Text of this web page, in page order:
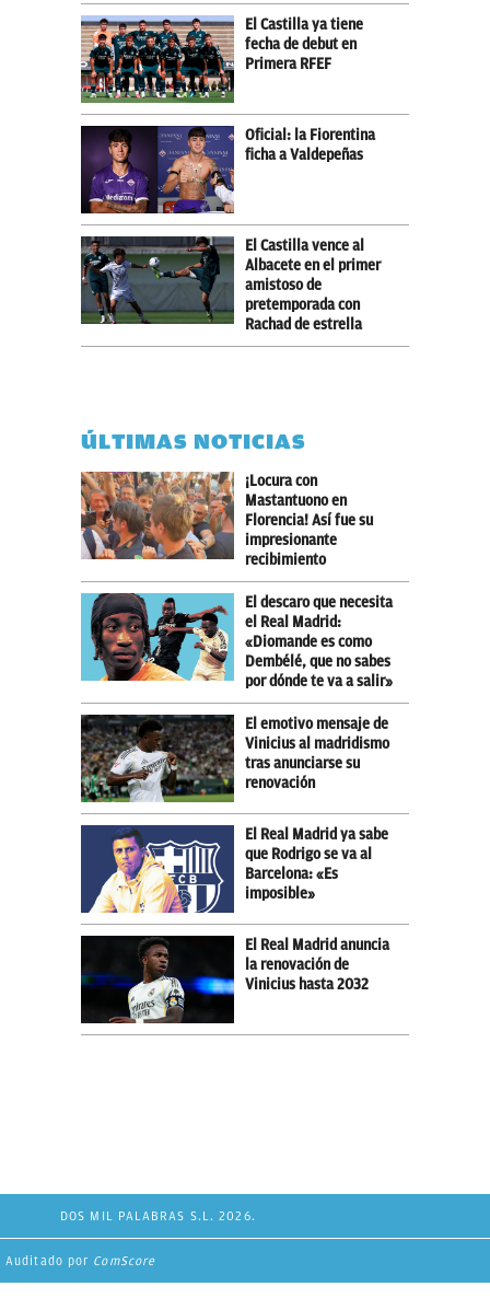
El Castilla ya tiene
fecha de debut en
Primera RFEF
Oficial: la Fiorentina
ficha a Valdepeñas
El Castilla vence al
Albacete en el primer
amistoso de
pretemporada con
Rachad de estrella
ÚLTIMAS NOTICIAS
¡Locura con
Mastantuono en
Florencia! Así fue su
impresionante
recibimiento
El descaro que necesita
el Real Madrid:
«Diomande es como
Dembélé, que no sabes
por dónde te va a salir»
El emotivo mensaje de
Vinicius al madridismo
tras anunciarse su
renovación
El Real Madrid ya sabe
que Rodrigo se va al
Barcelona: «Es
imposible»
El Real Madrid anuncia
la renovación de
Vinicius hasta 2032
DOS MIL PALABRAS S.L. 2026.
Auditado por ComScore